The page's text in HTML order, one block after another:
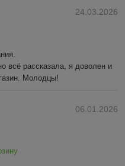
24.03.2026
всё рассказала, я доволен и
Молодцы!
06.01.2026